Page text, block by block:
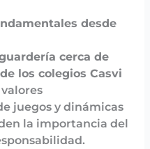
desde
cerca de
los colegios Casvi
juegos y dinámicas
la importancia del